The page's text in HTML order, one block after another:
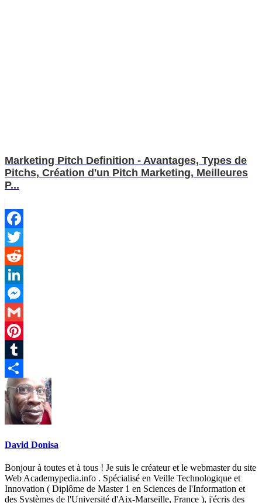
Marketing Pitch Definition - Avantages, Types de
Pitchs, Création d'un Pitch Marketing, Meilleures
P...
Facebook
Twitter
Reddit
LinkedIn
Messenger
Gmail
Pinterest
Tumblr
Partager
David Donisa
Bonjour à toutes et à tous ! Je suis le créateur et le webmaster du site
Web Academypedia.info . Spécialisé en Veille Technologique et
Innovation ( Diplôme de Master 1 en Sciences de l'Information et
des Systèmes de l'Université d'Aix-Marseille, France ), j'écris des